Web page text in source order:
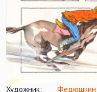
Художник:
Федюшкин